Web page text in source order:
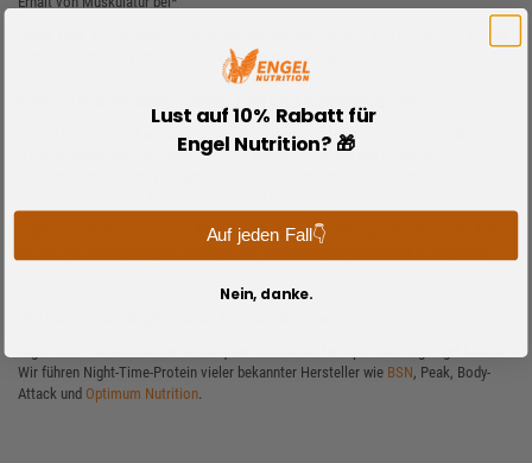
sofort nach dem Training und zum Frühstück.
Night Time Protein kann aber auch während einer kalorienreduzierten Ernährung
als Nahrungsergänzung eingenommen werden. Aufgrund des leckeren
Night-Time-Protein ist somit das ideale Protein für jeden Sportler der bei Bedarf
Wir führen Night-Time-Protein vieler bekannter Hersteller wie BSN, Peak, Body-
Attack und Optimum Nutrition
Lust auf 10% Rabatt für
Engel Nutrition? 🎁
Auf jeden Fall👇
Nein, danke.